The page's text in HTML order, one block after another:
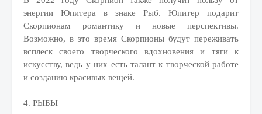
энергии Юпитера в знаке Рыб. Юпитер подарит
Скорпионам романтику и новые перспективы.
Возможно, в это время Скорпионы будут переживать
всплеск своего творческого вдохновения и тяги к
искусству, ведь у них есть талант к творческой работе
и созданию красивых вещей.
4. РЫБЫ